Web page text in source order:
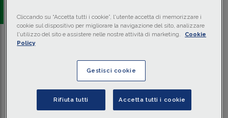
Traduci con IA
3 min.
Una società appartiene ad ungruppo multinazionale
Cliccando su “Accetta tutti i cookie”, l'utente accetta di memorizzare i
cookie sul dispositivo per migliorare la navigazione del sito, analizzare
l'utilizzo del sito e assistere nelle nostre attività di marketing.
Cookie
Policy
Gestisci cookie
Rifiuta tutti Accetta tutti i cookie